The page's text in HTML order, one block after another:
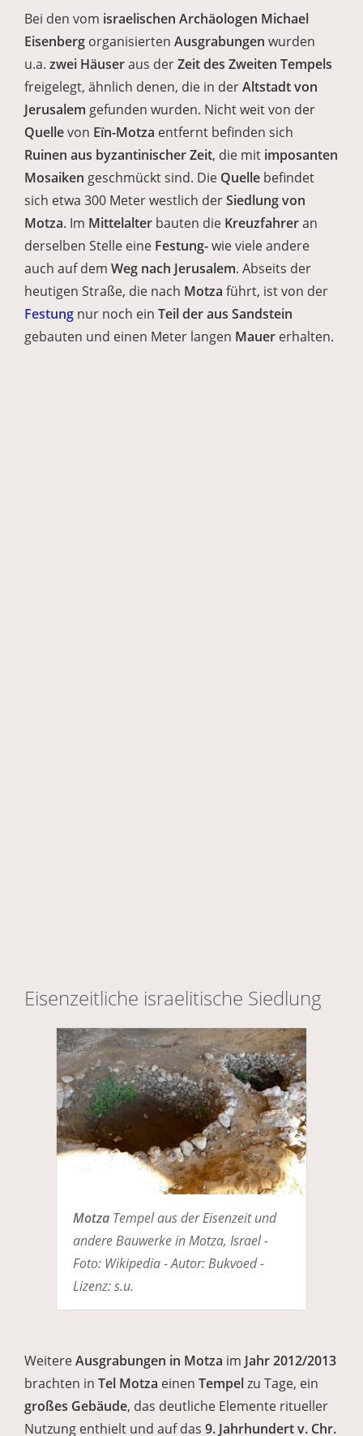
Bei den vom israelischen Archäologen Michael
Eisenberg organisierten Ausgrabungen wurden
u.a. zwei Häuseraus derZeit des Zweiten Tempels
freigelegt, ähnlich denen, die in derAltstadt von
Jerusalem gefunden wurden. Nicht weit von der
Quellevon Eïn-Motza entfernt befinden sich
Ruinen aus byzantinischer Zeit, die mit imposanten
Mosaiken geschmückt sind. Die Quelle befindet
sich etwa 300 Meter westlich derSiedlung von
Motza. Im Mittelalter bauten die Kreuzfahreran
derselben Stelle eine Festung-wie viele andere
auch auf dem Weg nach Jerusalem. Abseits der
heutigen Straße, die nach Motza führt, ist von der
Festung nur noch ein Teil der aus Sandstein
gebauten und einen Meter langen Mauer erhalten.
Eisenzeitliche israelitische Siedlung
MotzaTempel aus der Eisenzeit und
andere Bauwerke in Motza, Israel -
Foto: Wikipedia - Autor: Bukvoed -
Lizenz: s.u.
WeitereAusgrabungen in Motza im Jahr 2012/2013
brachten in Tel Motza einen Tempelzu Tage, ein
großes Gebäude, das deutliche Elemente ritueller
Nutzung enthielt und auf das 9. Jahrhundert v. Chr.